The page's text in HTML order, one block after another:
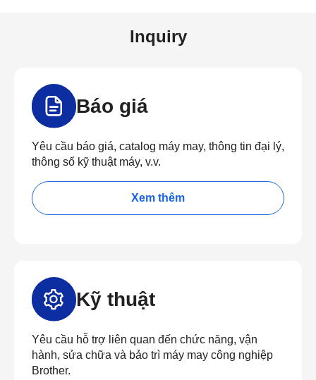
Inquiry
Báo giá
Yêu cầu báo giá, catalog máy may, thông tin đại lý,
thông số kỹ thuật máy, v.v.
Xem thêm
Kỹ thuật
Yêu cầu hỗ trợ liên quan đến chức năng, vận
hành, sửa chữa và bảo trì máy may công nghiệp
Brother.